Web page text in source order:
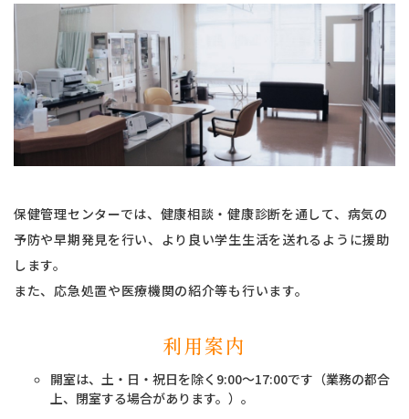
保健管理センターでは、健康相談・健康診断を通して、病気の
予防や早期発見を行い、より良い学生生活を送れるように援助
します。
また、応急処置や医療機関の紹介等も行います。
利用案内
開室は、土・日・祝日を除く9:00〜17:00です（業務の都合
上、閉室する場合があります。）。